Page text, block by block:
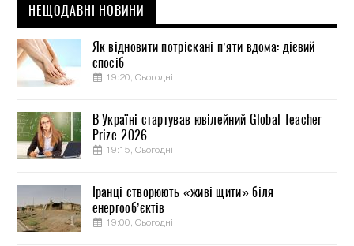
НЕЩОДАВНІ НОВИНИ
Як відновити потріскані п’яти вдома: дієвий
спосіб
19:20, Сьогодні
В Україні стартував ювілейний Global Teacher
Prize-2026
19:15, Сьогодні
Іранці створюють «живі щити» біля
енергооб’єктів
19:00, Сьогодні